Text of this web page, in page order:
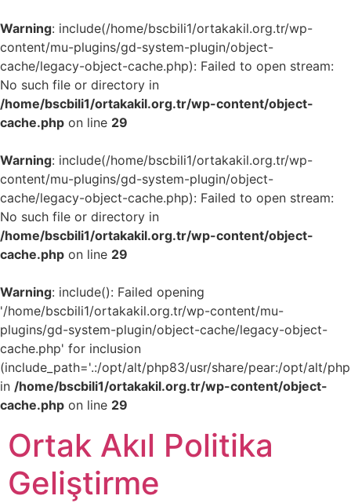
Warning: include(/home/bscbili1/ortakakil.org.tr/wp-
content/mu-plugins/gd-system-plugin/object-
cache/legacy-object-cache.php): Failed to open stream:
No such file or directory in
/home/bscbili1/ortakakil.org.tr/wp-content/object-
cache.php on line 29
Warning: include(/home/bscbili1/ortakakil.org.tr/wp-
content/mu-plugins/gd-system-plugin/object-
cache/legacy-object-cache.php): Failed to open stream:
No such file or directory in
/home/bscbili1/ortakakil.org.tr/wp-content/object-
cache.php on line 29
Warning: include(): Failed opening
'/home/bscbili1/ortakakil.org.tr/wp-content/mu-
plugins/gd-system-plugin/object-cache/legacy-object-
cache.php' for inclusion
(include_path='.:/opt/alt/php83/usr/share/pear:/opt/alt/
in /home/bscbili1/ortakakil.org.tr/wp-content/object-
cache.php on line 29
Ortak Akıl Politika
Geliştirme